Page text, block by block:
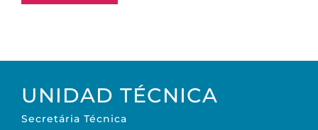
UNIDAD TÉCNICA
Secretária Técnica